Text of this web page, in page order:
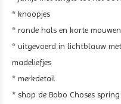
* knoopjes
* ronde hals en korte mouwen
* uitgevoerd in lichtblauw
madeliefjes
* merkdetail
* shop de Bobo Choses